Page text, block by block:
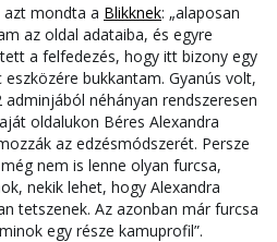
azt mondta a Blikknek: „alaposan
az oldal adataiba, és egyre
a felfedezés, hogy itt bizony egy
eszközére bukkantam. Gyanús volt,
néhányan rendszeresen
oldalukon Béres Alexandra
az edzésmódszerét. Persze
nem is lenne olyan furcsa,
nekik lehet, hogy Alexandra
tetszenek. Az azonban már furcsa
egy része kamuprofil”.